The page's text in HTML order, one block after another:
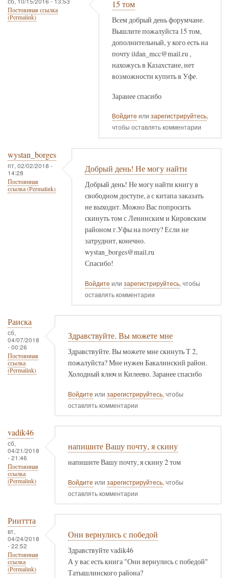
Постоянная ссылка
(Permalink)
15 том
Всем добрый день форумчане.
Вышлите пожалуйста 15 том,
дополнительный, у кого есть на
почту ildan_mcc@mail.ru ,
нахожусь в Казахстане, нет
возможности купить в Уфе.
Заранее спасибо
Войдите или зарегистрируйтесь,
чтобы оставлять комментарии
wystan_borges
пт, 02/02/2018 -
14:28
Постоянная
ссылка (Permalink)
Добрый день! Не могу найти
Добрый день! Не могу найти книгу в
свободном доступе, а с китапа заказать
не выходит. Можно Вас попросить
скинуть том с Ленинским и Кировским
районом г.Уфы на почту? Если не
затруднит, конечно.
wystan_borges@mail.ru
Спасибо!
Войдите или зарегистрируйтесь, чтобы
оставлять комментарии
Раиска
сб,
04/07/2018
- 00:26
Постоянная
ссылка
(Permalink)
Здравствуйте. Вы можете мне
Здравствуйте. Вы можете мне скинуть Т 2,
пожалуйста? Мне нужен Бакалинский район.
Холодный ключ и Килеево. Заранее спасибо
Войдите или зарегистрируйтесь, чтобы
оставлять комментарии
vadik46
сб,
04/21/2018
- 21:46
Постоянная
ссылка
(Permalink)
напишите Вашу почту, я скину
напишите Вашу почту, я скину 2 том
Войдите или зарегистрируйтесь, чтобы
оставлять комментарии
Рииттта
вт,
04/24/2018
- 22:52
Постоянная
ссылка
(Permalink)
Они вернулись с победой
Здравствуйте vadik46
А у вас есть книга "Они вернулись с победой"
Татышлинского района?